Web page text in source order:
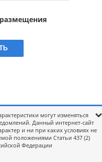
могут изменяться
Данный интернет-сайт
и ни при каких условиях не
положениями Статьи 437 (2)
Федерации